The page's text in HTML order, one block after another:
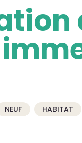
NEUF HABITAT